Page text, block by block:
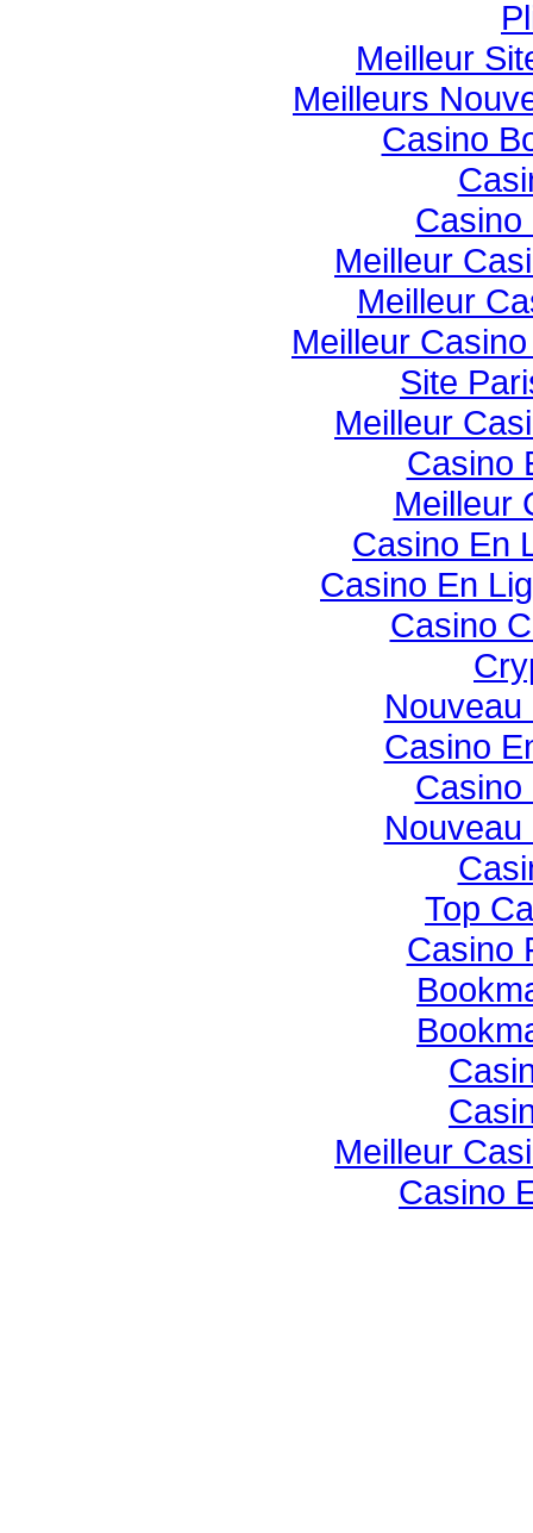
Meilleur
Meilleurs
Casino
Casino
Meilleur
Meilleur
Meilleur
Site
Meilleur
Casino
Meilleur
Casino En
Casino En
Casino
Casino
Casino
Top
Casino
Meilleur
Casino